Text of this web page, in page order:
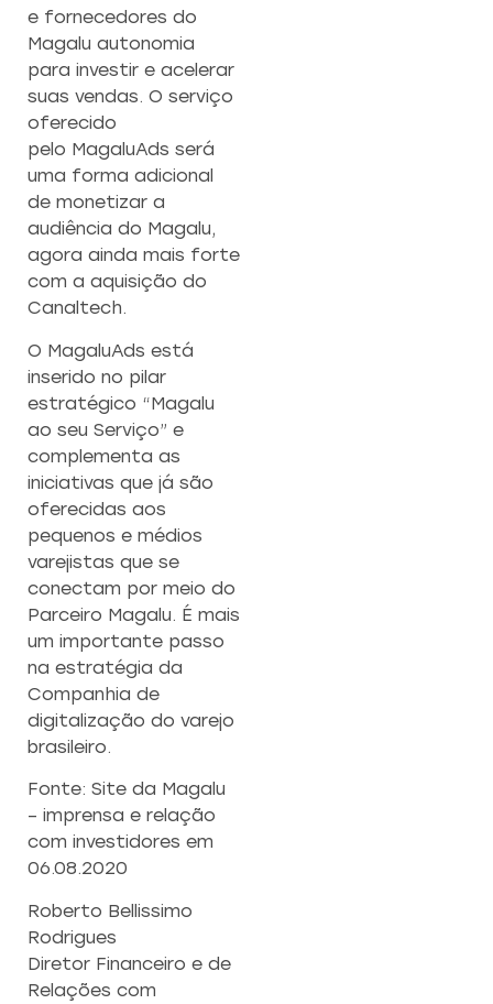
e fornecedores do
Magalu autonomia
para investir e acelerar
suas vendas. O serviço
oferecido
pelo MagaluAds será
uma forma adicional
de monetizar a
audiência do Magalu,
agora ainda mais forte
com a aquisição do
Canaltech.
O MagaluAds está
inserido no pilar
estratégico “Magalu
ao seu Serviço” e
complementa as
iniciativas que já são
oferecidas aos
pequenos e médios
varejistas que se
conectam por meio do
Parceiro Magalu. É mais
um importante passo
na estratégia da
Companhia de
digitalização do varejo
brasileiro.
Fonte: Site da Magalu
– imprensa e relação
com investidores em
06.08.2020
Roberto Bellissimo
Rodrigues
Diretor Financeiro e de
Relações com